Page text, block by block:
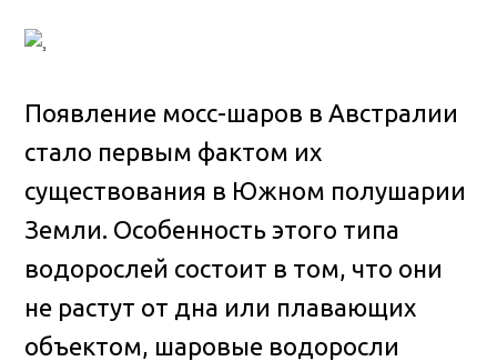
Появление мосс-шаров в Австралии
стало первым фактом их
существования в Южном полушарии
Земли. Особенность этого типа
водорослей состоит в том, что они
не растут от дна или плавающих
объектом, шаровые водоросли